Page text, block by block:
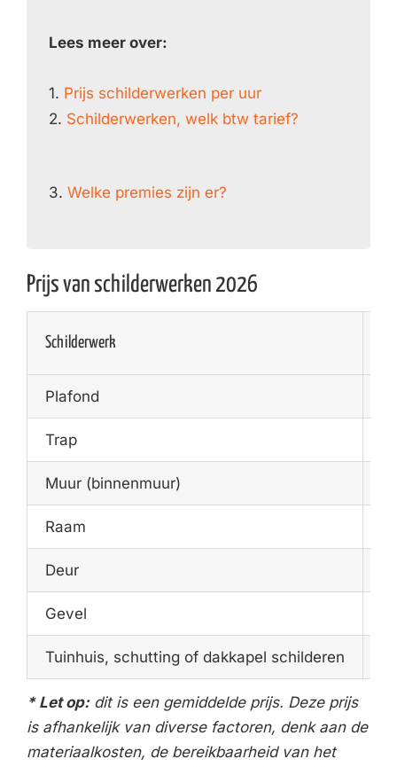
Lees meer over:
1. Prijs schilderwerken per uur
2. Schilderwerken, welk btw tarief?
3. Welke premies zijn er?
Prijs van schilderwerken 2026
Schilderwerk
Plafond
Trap
Muur (binnenmuur)
Raam
Deur
Gevel
Tuinhuis, schutting of dakkapel schilderen
* Let op:dit is een gemiddelde prijs. Deze prijs
is afhankelijk van diverse factoren, denk aan de
materiaalkosten, de bereikbaarheid van het